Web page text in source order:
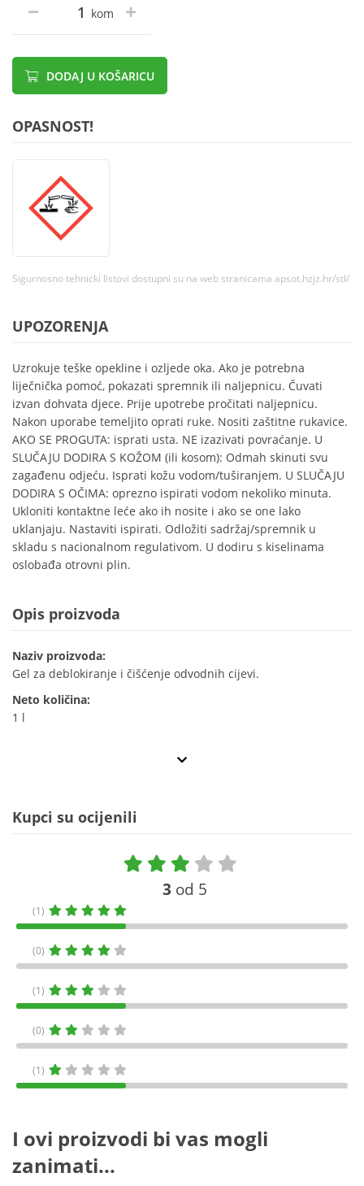
kom
DODAJ U KOŠARICU
OPASNOST!
Sigurnosno tehnicki listovi dostupni su na web stranicama apsot.hzjz.hr/stl/
UPOZORENJA
Uzrokuje teške opekline i ozljede oka. Ako je potrebna
liječnička pomoć, pokazati spremnik ili naljepnicu. Čuvati
izvan dohvata djece. Prije upotrebe pročitati naljepnicu.
Nakon uporabe temeljito oprati ruke. Nositi zaštitne rukavice.
AKO SE PROGUTA: isprati usta. NE izazivati povraćanje. U
SLUČAJU DODIRA S KOŽOM (ili kosom): Odmah skinuti svu
zagađenu odjeću. Isprati kožu vodom/tuširanjem. U SLUČAJU
DODIRA S OČIMA: oprezno ispirati vodom nekoliko minuta.
Ukloniti kontaktne leće ako ih nosite i ako se one lako
uklanjaju. Nastaviti ispirati. Odložiti sadržaj/spremnik u
skladu s nacionalnom regulativom. U dodiru s kiselinama
oslobađa otrovni plin.
Opis proizvoda
Naziv proizvoda:
Gel za deblokiranje i čišćenje odvodnih cijevi.
Neto količina:
1 l
Kupci su ocijenili
3 od 5
(1)
(0)
(1)
(0)
(1)
I ovi proizvodi bi vas mogli
zanimati...